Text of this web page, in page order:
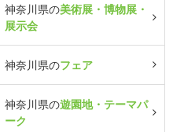
神奈川県の美術展・博物展・
展示会
神奈川県のフェア
神奈川県の遊園地・テーマパ
ーク